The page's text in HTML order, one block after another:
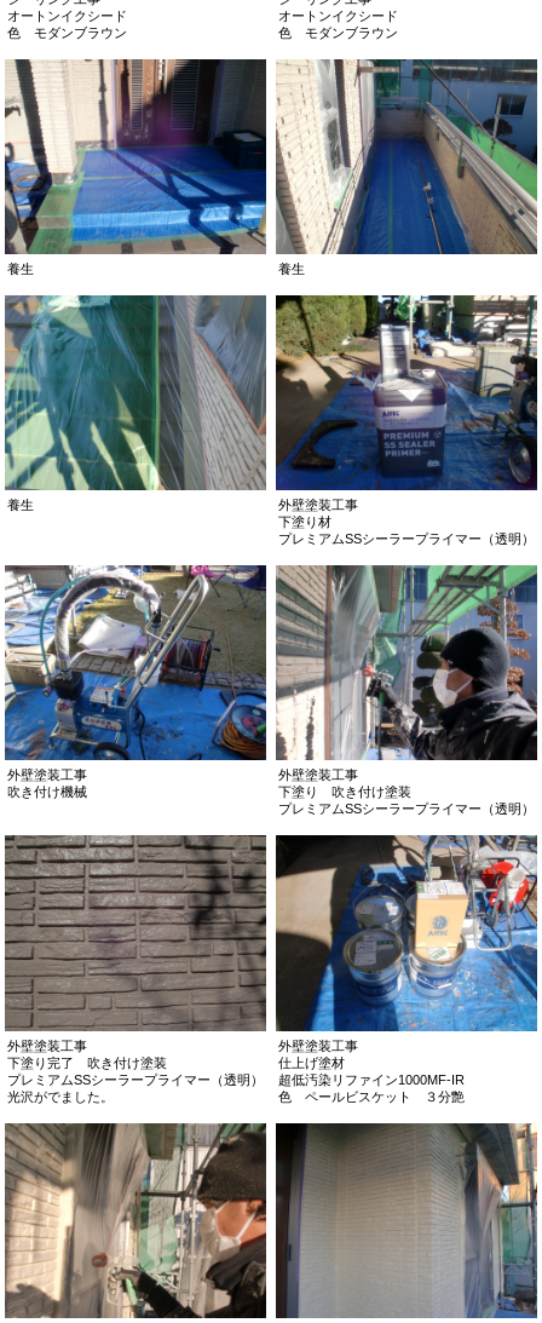
オートンイクシード
色 モダンブラウン
オートンイクシード
色 モダンブラウン
養生 養生
養生
外壁塗装工事
下塗り材
プレミアムSSシーラープライマー（透明）
外壁塗装工事
吹き付け機械
外壁塗装工事
下塗り 吹き付け塗装
プレミアムSSシーラープライマー（透明）
外壁塗装工事
下塗り完了 吹き付け塗装
プレミアムSSシーラープライマー（透明）
光沢がでました。
外壁塗装工事
仕上げ塗材
超低汚染リファイン1000MF-IR
色 ペールビスケット ３分艶